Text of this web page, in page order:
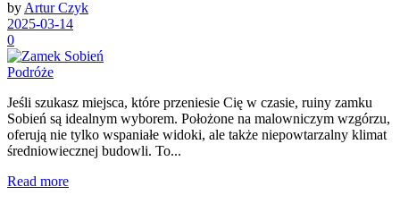
by Artur Czyk
2025-03-14
0
Podróże
Jeśli szukasz miejsca, które przeniesie Cię w czasie, ruiny zamku
Sobień są idealnym wyborem. Położone na malowniczym wzgórzu,
oferują nie tylko wspaniałe widoki, ale także niepowtarzalny klimat
średniowiecznej budowli. To...
Read more